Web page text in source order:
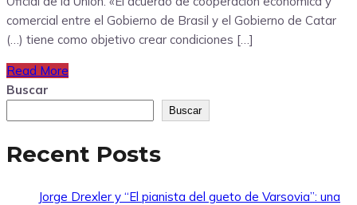
comercial entre el Gobierno de Brasil y el Gobierno de Catar
(…) tiene como objetivo crear condiciones […]
Read More
Buscar
Buscar
Recent Posts
Jorge Drexler y “El pianista del gueto de Varsovia”: una